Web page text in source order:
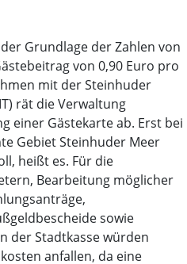
Grundlage der Zahlen von
von 0,90 Euro pro
mit der Steinhuder
rät die Verwaltung
einer Gästekarte ab. Erst bei
Gebiet Steinhuder Meer
heißt es. Für die
Bearbeitung möglicher
sowie
der Stadtkasse würden
anfallen, da eine